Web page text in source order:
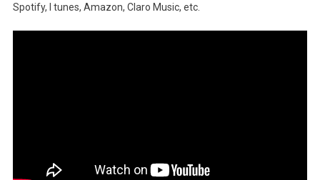
Spotify, I tunes, Amazon, Claro Music, etc.